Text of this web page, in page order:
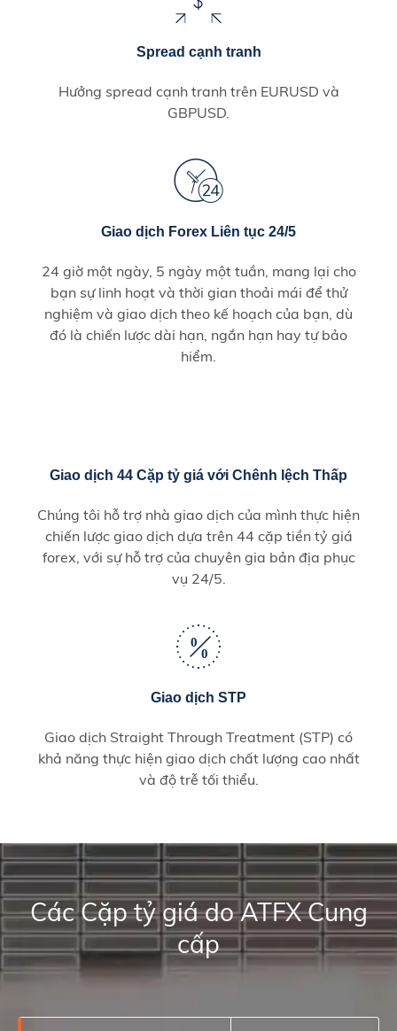
Spread cạnh tranh
Hưởng spread cạnh tranh trên EURUSD và
GBPUSD.
Giao dịch Forex Liên tục 24/5
24 giờ một ngày, 5 ngày một tuần, mang lại cho
bạn sự linh hoạt và thời gian thoải mái để thử
nghiệm và giao dịch theo kế hoạch của bạn, dù
đó là chiến lược dài hạn, ngắn hạn hay tự bảo
hiểm.
Giao dịch 44 Cặp tỷ giá với Chênh lệch Thấp
Chúng tôi hỗ trợ nhà giao dịch của mình thực hiện
chiến lược giao dịch dựa trên 44 cặp tiền tỷ giá
forex, với sự hỗ trợ của chuyên gia bản địa phục
vụ 24/5.
Giao dịch STP
Giao dịch Straight Through Treatment (STP) có
khả năng thực hiện giao dịch chất lượng cao nhất
và độ trễ tối thiểu.
Các Cặp tỷ giá do ATFX Cung
cấp